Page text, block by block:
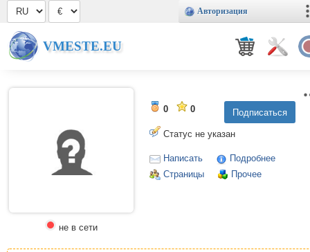
Авторизация
VMESTE.EU
не в сети
0 0
Статус не указан
Написать
Подробнее
Страницы
Прочее